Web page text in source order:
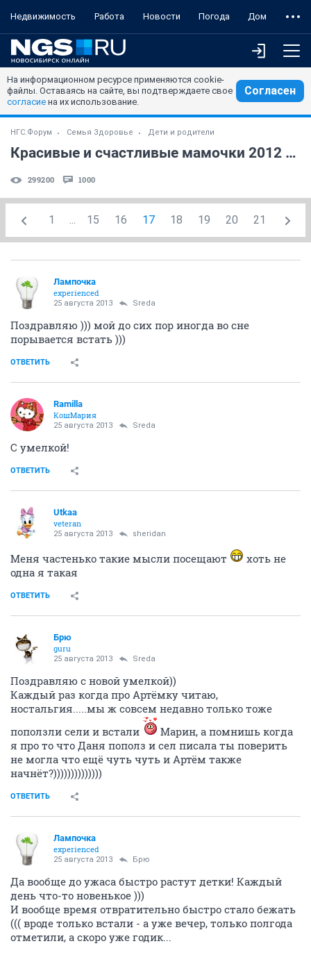
Недвижимость Работа Новости Погода Дом
На информационном ресурсе применяются cookie-
файлы. Оставаясь на сайте, вы подтверждаете свое
согласие на их использование.
Согласен
НГС.Форум Семья Здоровье Дети и родители
Красивые и счастливые мамочки 2012 года (часть 17)
299200 1000
1 ... 15 16 17 18 19 20 21
Лампочка
experienced
25 августа 2013 Sreda
Поздравляю ))) мой до сих пор иногда во сне
порывается встать )))
ОТВЕТИТЬ
Ramilla
КошМария
25 августа 2013 Sreda
С умелкой!
ОТВЕТИТЬ
Utkaa
veteran
25 августа 2013 sheridan
Меня частенько такие мысли посещают
хоть не
одна я такая
ОТВЕТИТЬ
Брю
guru
25 августа 2013 Sreda
Поздравляю с новой умелкой))
Каждый раз когда про Артёмку читаю,
ностальгия.....мы ж совсем недавно только тоже
поползли сели и встали
Марин, а помнишь когда
я про то что Даня пополз и сел писала ты поверить
не могла что ещё чуть чуть и Артём также
начнёт?))))))))))))))
ОТВЕТИТЬ
Лампочка
experienced
25 августа 2013 Брю
Да вообще до ужаса быстро растут детки! Каждый
день что-то новенькое )))
И вообще время отвратительно быстро стало бежать
((( вроде только встали - а уже вечер, только полгода
отметили, а скоро уже годик...